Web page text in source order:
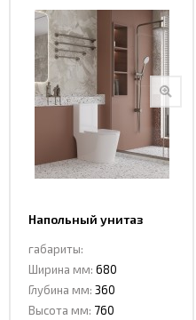
Напольный унитаз
(TR866MN) монолит
габариты:
Ширина мм: 680
Глубина мм: 360
Высота мм: 760